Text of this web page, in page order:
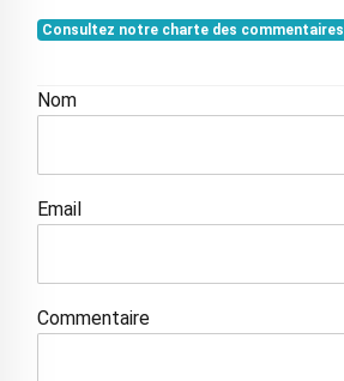
Consultez notre charte des commentaires
Nom
Email
Commentaire